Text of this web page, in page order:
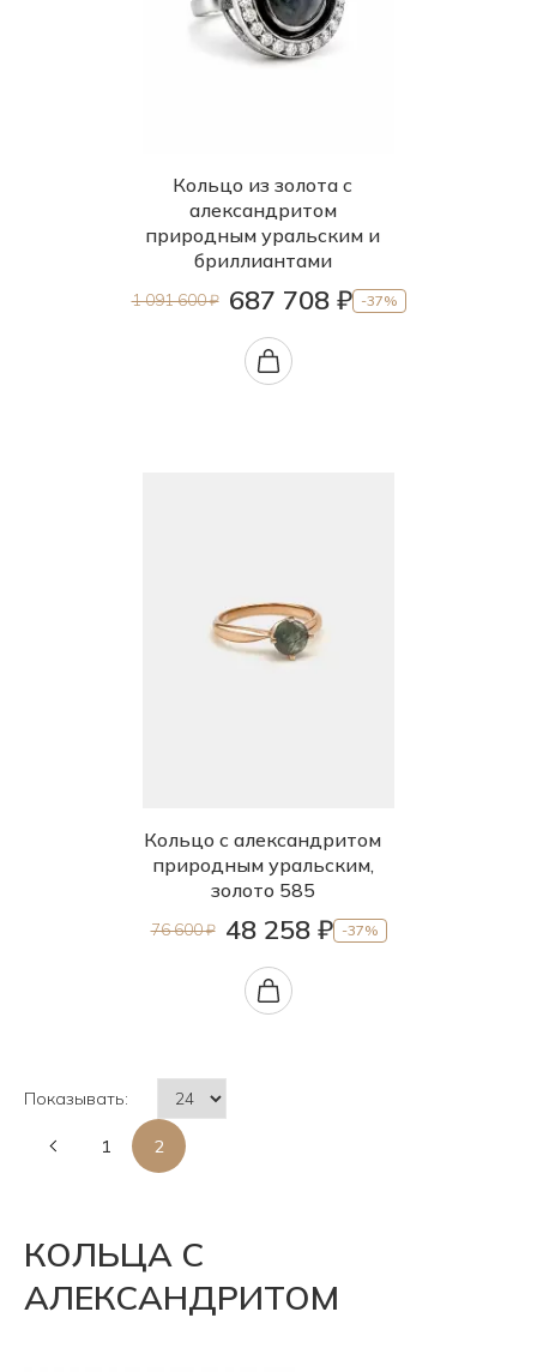
Кольцо из золота с
александритом
природным уральским и
бриллиантами
1 091 600 ₽ 687 708 ₽ -37%
Кольцо с александритом
природным уральским,
золото 585
76 600 ₽ 48 258 ₽ -37%
Показывать:
1 2
КОЛЬЦА С
АЛЕКСАНДРИТОМ